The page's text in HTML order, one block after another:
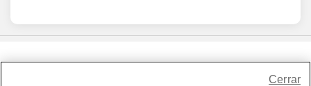
Cerrar